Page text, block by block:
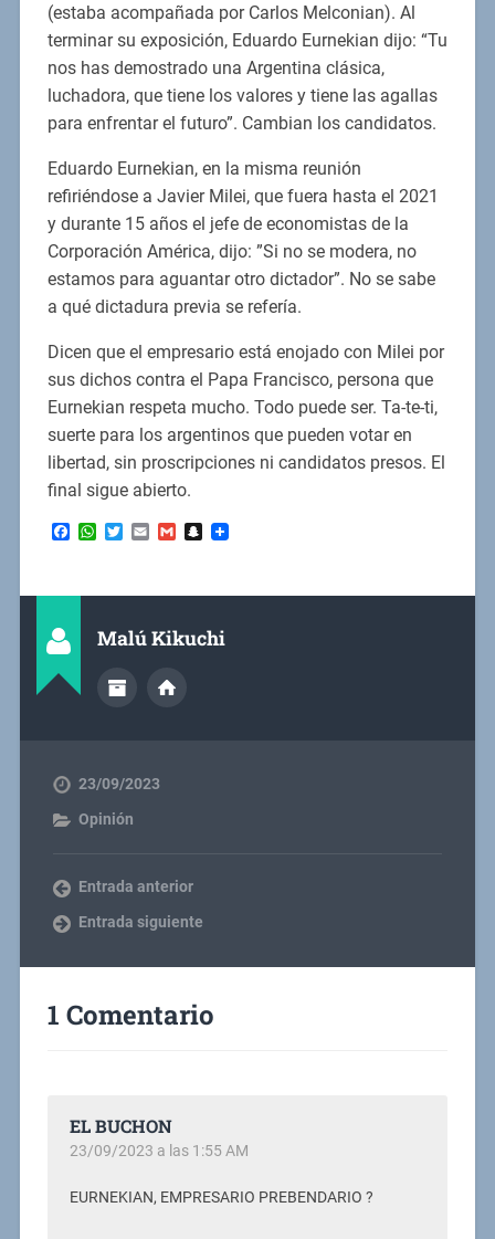
(estaba acompañada por Carlos Melconian). Al
terminar su exposición, Eduardo Eurnekian dijo: “Tu
nos has demostrado una Argentina clásica,
luchadora, que tiene los valores y tiene las agallas
para enfrentar el futuro”. Cambian los candidatos.
Eduardo Eurnekian, en la misma reunión
refiriéndose a Javier Milei, que fuera hasta el 2021
y durante 15 años el jefe de economistas de la
Corporación América, dijo: ”Si no se modera, no
estamos para aguantar otro dictador”. No se sabe
a qué dictadura previa se refería.
Dicen que el empresario está enojado con Milei por
sus dichos contra el Papa Francisco, persona que
Eurnekian respeta mucho. Todo puede ser. Ta-te-ti,
suerte para los argentinos que pueden votar en
libertad, sin proscripciones ni candidatos presos. El
final sigue abierto.
Facebook
WhatsApp
Twitter
EmailGmailSnapchat
Malú Kikuchi
23/09/2023
Opinión
Entrada anterior
Entrada siguiente
1 Comentario
EL BUCHON
23/09/2023 a las 1:55 AM
EURNEKIAN, EMPRESARIO PREBENDARIO ?